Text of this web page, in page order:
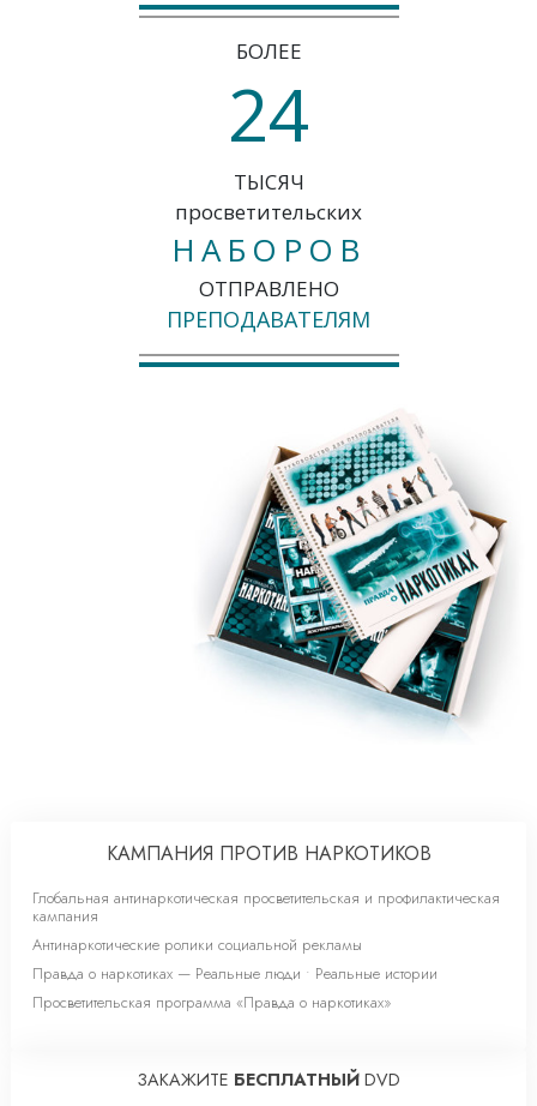
БОЛЕЕ
24
ТЫСЯЧ
просветительских
НАБОРОВ
ОТПРАВЛЕНО
ПРЕПОДАВАТЕЛЯМ
КАМПАНИЯ ПРОТИВ НАРКОТИКОВ
Глобальная антинаркотическая просветительская и профилактическая
кампания
Антинаркотические ролики социальной рекламы
Правда о наркотиках — Реальные люди • Реальные истории
Просветительская программа «Правда о наркотиках»
ЗАКАЖИТЕ БЕСПЛАТНЫЙDVD